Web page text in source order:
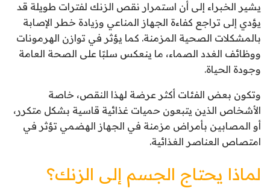
يشير الخبراء إلى أن استمرار نقص الزنك لفترات طويلة قد
يؤدي إلى تراجع كفاءة الجهاز المناعي وزيادة خطر الإصابة
بالمشكلات الصحية المزمنة. كما يؤثر في توازن الهرمونات
ووظائف الغدد الصماء، ما ينعكس سلبًا على الصحة العامة
وجودة الحياة.
وتكون بعض الفئات أكثر عرضة لهذا النقص، خاصة
الأشخاص الذين يتبعون حميات غذائية قاسية بشكل متكرر،
أو المصابين بأمراض مزمنة في الجهاز الهضمي تؤثر في
امتصاص العناصر الغذائية.
لماذا يحتاج الجسم إلى الزنك؟